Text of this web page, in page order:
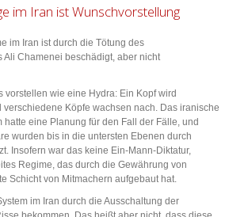
im Iran ist Wunschvorstellung
im Iran ist durch die Tötung des
Ali Chamenei beschädigt, aber nicht
vorstellen wie eine Hydra: Ein Kopf wird
Köpfe wachsen nach. Das iranische
hatte eine Planung für den Fall der Fälle, und
wurden bis in die untersten Ebenen durch
Insofern war das keine Ein-Mann-Diktatur,
Regime, das durch die Gewährung von
Schicht von Mitmachern aufgebaut hat.
im Iran durch die Ausschaltung der